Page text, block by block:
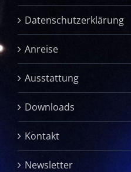
Datenschutzerklärung
Anreise
Ausstattung
Downloads
Kontakt
Newsletter